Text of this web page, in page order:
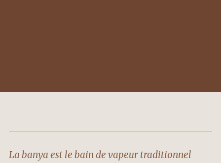
La banya est le bain de vapeur traditionnel